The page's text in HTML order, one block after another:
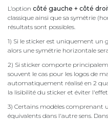
L’option côté gauche + côté
classique ainsi que sa symétrie
résultats sont possibles.
1) Si le sticker est uniquement un
alors une symétrie horizontale
2) Si sticker comporte
souvent le cas pour les logos de
automatiquement réalisé en 2
la lisibilité du sticker et éviter
3) Certains modèles comprenant
équivalents dans l'autre sens.